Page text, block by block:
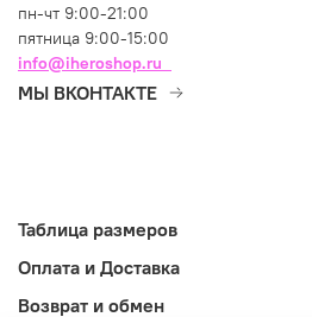
пн-чт 9:00-21:00
пятница 9:00-15:00
info@iheroshop.ru
МЫ ВКОНТАКТЕ
Таблица размеров
Оплата и Доставка
Возврат и обмен